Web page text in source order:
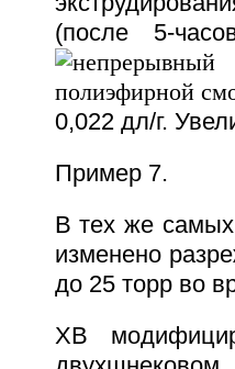
(после 5-
0,022 дл/г.
Пример 7.
В тех же
изменено
до 25 торр во
ХВ